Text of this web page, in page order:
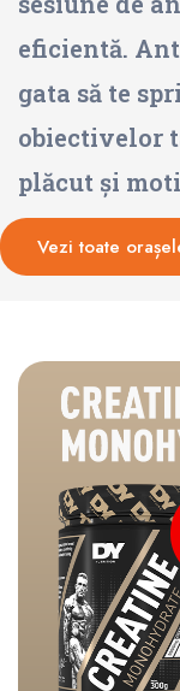
eficientă.
gata să te
obiectivelor
plăcut și
Vezi toate